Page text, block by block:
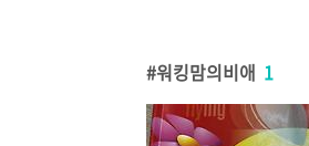
워킹맘의비애 1